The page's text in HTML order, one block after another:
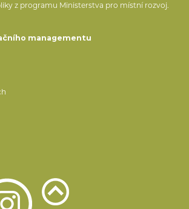
z programu Ministerstva pro místní rozvoj.
managementu